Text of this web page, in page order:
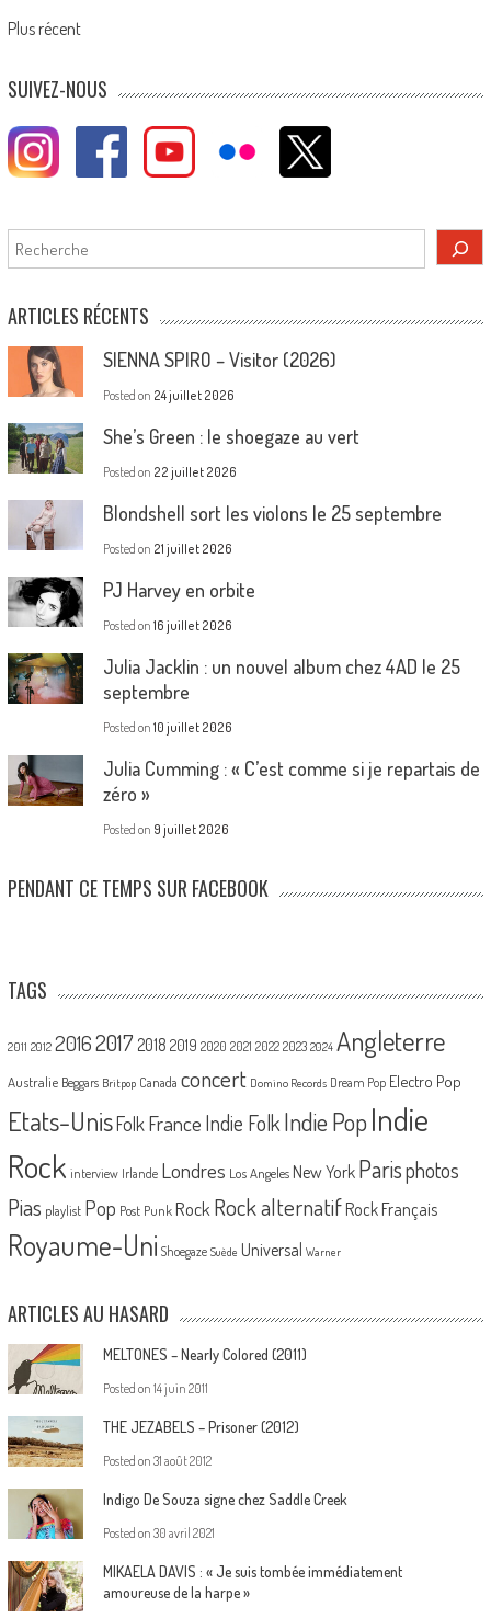
Posts
navigation
Plus récent
SUIVEZ-NOUS
Rechercher
ARTICLES RÉCENTS
SIENNA SPIRO – Visitor (2026)
Posted on 24 juillet 2026
She’s Green : le shoegaze au vert
Posted on 22 juillet 2026
Blondshell sort les violons le 25 septembre
Posted on 21 juillet 2026
PJ Harvey en orbite
Posted on 16 juillet 2026
Julia Jacklin : un nouvel album chez 4AD le 25
septembre
Posted on 10 juillet 2026
Julia Cumming : « C’est comme si je repartais de
zéro »
Posted on 9 juillet 2026
PENDANT CE TEMPS SUR FACEBOOK
TAGS
2011 2012 20162017 2018 2019 2020 2021 2022 2023 2024 Angleterre
Australie Beggars Britpop Canada concert Domino Records Dream Pop Electro Pop
Etats-UnisFolk France Indie FolkIndie PopIndie
Rock interview Irlande Londres Los Angeles New York Parisphotos
Pias playlist Pop Post Punk Rock Rock alternatif Rock Français
Royaume-Uni Shoegaze Suède Universal Warner
ARTICLES AU HASARD
MELTONES – Nearly Colored (2011)
Posted on 14 juin 2011
THE JEZABELS – Prisoner (2012)
Posted on 31 août 2012
Indigo De Souza signe chez Saddle Creek
Posted on 30 avril 2021
MIKAELA DAVIS : « Je suis tombée immédiatement
amoureuse de la harpe »